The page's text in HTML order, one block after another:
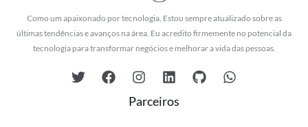
Como um apaixonado por tecnologia, Estou sempre atualizado sobre as
últimas tendências e avanços na área. Eu acredito firmemente no potencial da
tecnologia para transformar negócios e melhorar a vida das pessoas.
Parceiros